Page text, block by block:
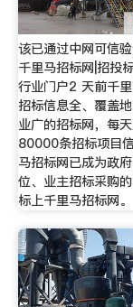
该已通过中网可信
千里马招标网|招投
行业门户2 天前千
招标信息全、覆盖
业广的招标网，每
80000条招标项目
马招标网已成为政
位、业主招标采购
标上千里马招标网。